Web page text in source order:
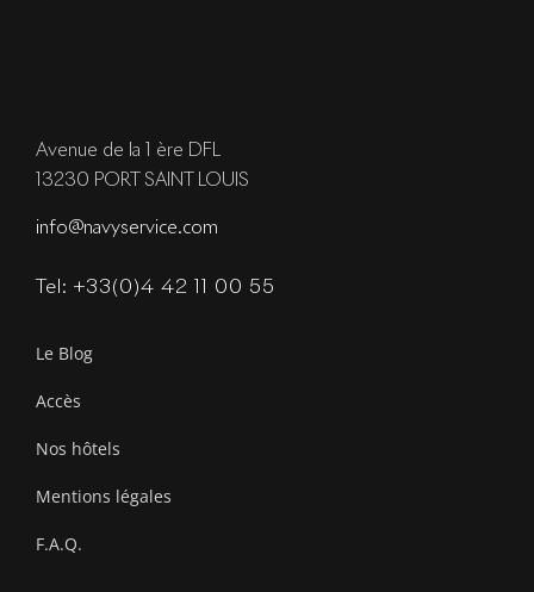
Avenue de la 1 ère DFL
13230 PORT SAINT LOUIS
info@navyservice.com
Tel: +33(0)4 42 11 00 55
Le Blog
Accès
Nos hôtels
Mentions légales
F.A.Q.